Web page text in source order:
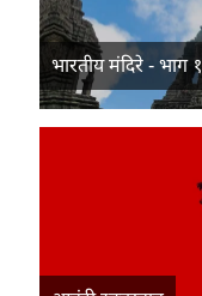
भारतीय मंदिरे - भाग १